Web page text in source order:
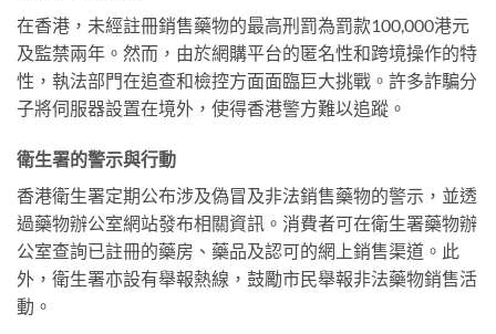
在香港，未經註冊銷售藥物的最高刑罰為罰款100,000港元
及監禁兩年。然而，由於網購平台的匿名性和跨境操作的特
性，執法部門在追查和檢控方面面臨巨大挑戰。許多詐騙分
子將伺服器設置在境外，使得香港警方難以追蹤。
衛生署的警示與行動
香港衛生署定期公布涉及偽冒及非法銷售藥物的警示，並透
過藥物辦公室網站發布相關資訊。消費者可在衛生署藥物辦
公室查詢已註冊的藥房、藥品及認可的網上銷售渠道。此
外，衛生署亦設有舉報熱線，鼓勵市民舉報非法藥物銷售活
動。